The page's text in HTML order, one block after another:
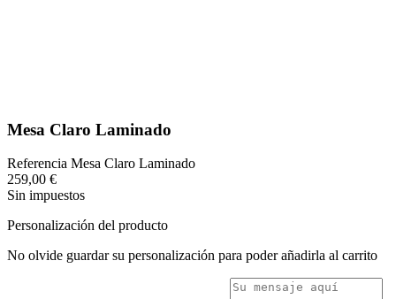
Mesa Claro Laminado
Referencia Mesa Claro Laminado
259,00 €
Sin impuestos
Personalización del producto
No olvide guardar su personalización para poder añadirla al carrito